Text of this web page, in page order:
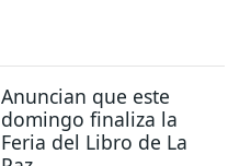
Anuncian que este
domingo finaliza la
Feria del Libro de La